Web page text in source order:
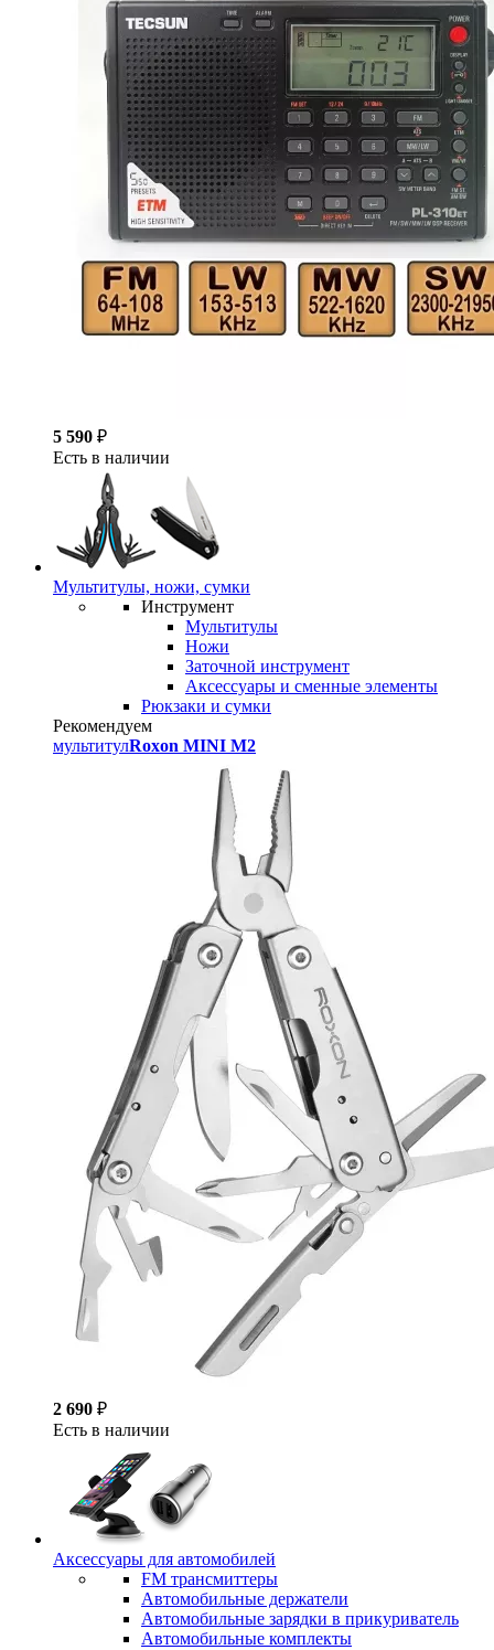
5 590 ₽
Есть в наличии
Мультитулы, ножи, сумки
Инструмент
Мультитулы
Ножи
Заточной инструмент
Аксессуары и сменные элементы
Рюкзаки и сумки
Рекомендуем
мультитулRoxon MINI M2
2 690 ₽
Есть в наличии
Аксессуары для автомобилей
FM трансмиттеры
Автомобильные держатели
Автомобильные зарядки в прикуриватель
Автомобильные комплекты